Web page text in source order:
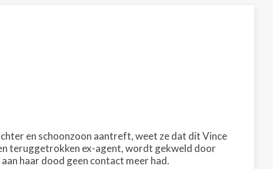
en schoonzoon aantreft, weet ze dat dit Vince
teruggetrokken ex-agent, wordt gekweld door
haar dood geen contact meer had.